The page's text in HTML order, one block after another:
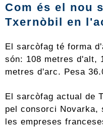
Com és el nou
Txernòbil en
El sarcòfag té forma
són: 108 metres d'alt,
metres d'arc. Pesa
El sarcòfag actual de
pel consorci Novarka,
les empreses